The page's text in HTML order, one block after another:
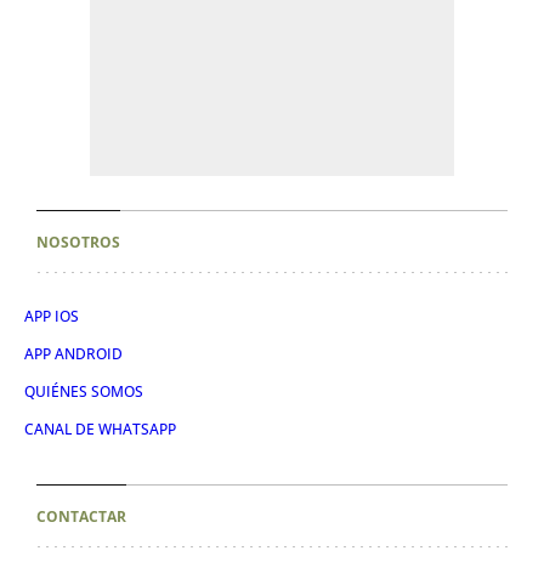
NOSOTROS
APP IOS
APP ANDROID
QUIÉNES SOMOS
CANAL DE WHATSAPP
CONTACTAR